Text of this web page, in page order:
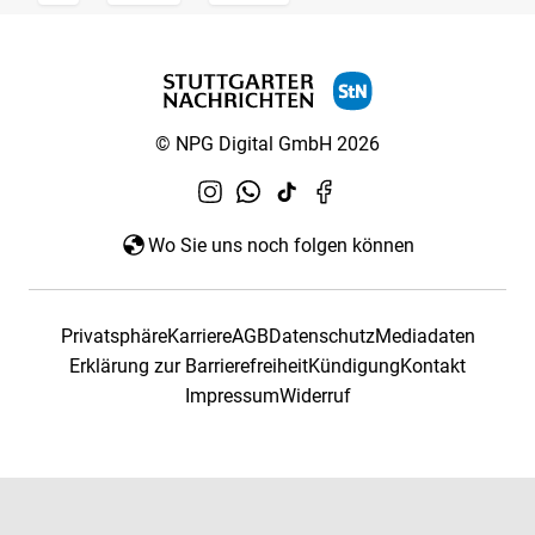
© NPG Digital GmbH 2026
Wo Sie uns noch folgen können
PrivatsphäreKarriereAGBDatenschutzMediadaten
Erklärung zur BarrierefreiheitKündigungKontakt
ImpressumWiderruf